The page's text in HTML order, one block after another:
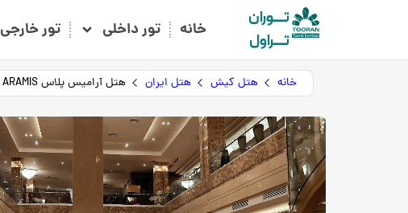
تـــوران
تـــراول
خانه تور داخلی تور خارجی
خانه هتل کیش هتل ایران هتل آرامیس پلاس ARAMIS